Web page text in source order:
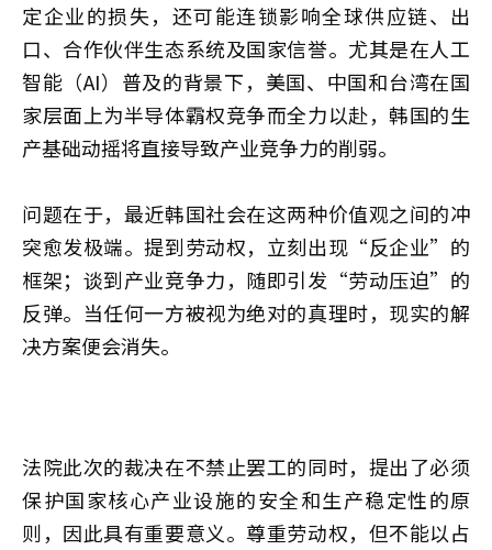
定企业的损失，还可能连锁影响全球供应链、出
口、合作伙伴生态系统及国家信誉。尤其是在人工
智能（AI）普及的背景下，美国、中国和台湾在国
家层面上为半导体霸权竞争而全力以赴，韩国的生
产基础动摇将直接导致产业竞争力的削弱。
问题在于，最近韩国社会在这两种价值观之间的冲
突愈发极端。提到劳动权，立刻出现“反企业”的
框架；谈到产业竞争力，随即引发“劳动压迫”的
反弹。当任何一方被视为绝对的真理时，现实的解
决方案便会消失。
法院此次的裁决在不禁止罢工的同时，提出了必须
保护国家核心产业设施的安全和生产稳定性的原
则，因此具有重要意义。尊重劳动权，但不能以占